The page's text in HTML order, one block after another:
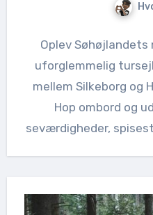
Oplev Søhøjlandets
uforglemmelig
mellem Silkeborg og
Hop ombord og
seværdigheder,